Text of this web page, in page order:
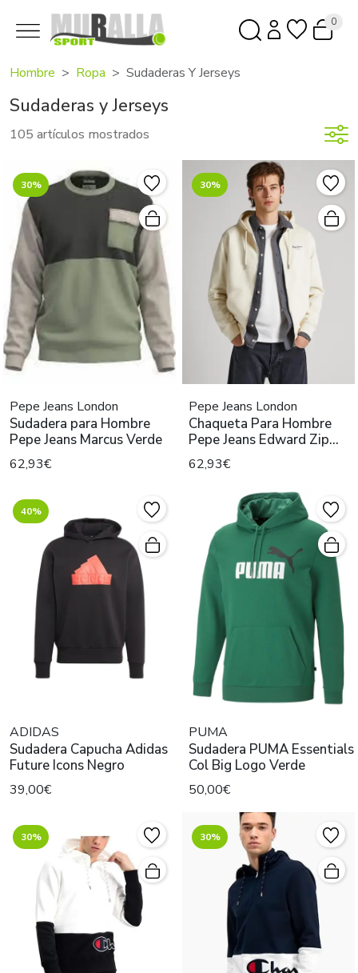
0
Hombre Ropa Sudaderas Y Jerseys
Sudaderas y Jerseys
105 artículos mostrados
30%
Pepe Jeans London
Sudadera para Hombre
Pepe Jeans Marcus Verde
62,93€
30%
Pepe Jeans London
Chaqueta Para Hombre
Pepe Jeans Edward Zip
Beige
62,93€
40%
ADIDAS
Sudadera Capucha Adidas
Future Icons Negro
39,00€
PUMA
Sudadera PUMA Essentials
Col Big Logo Verde
50,00€
30% 30%